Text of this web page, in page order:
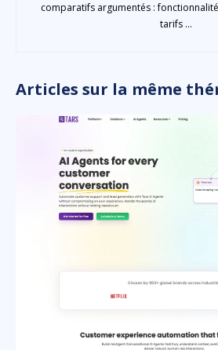
comparatifs argumentés :
tarifs ...
Articles sur la même